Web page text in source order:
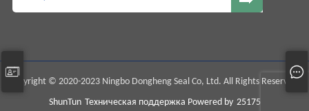
Copyright © 2020-2023 Ningbo Dongheng Seal Co, Ltd. All Rights Reserved.
ShunTun Техническая поддержка Powered by 25175